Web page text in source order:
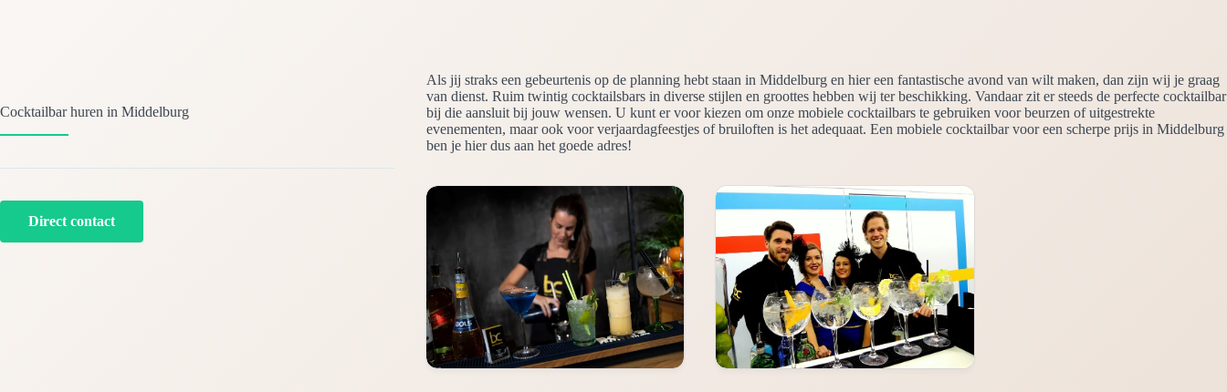
Cocktailbar huren in Middelburg
Direct contact
Als jij straks een gebeurtenis op de planning hebt staan in Middelburg en hier een fantastische avond van wilt maken, dan zijn wij je graag
van dienst. Ruim twintig cocktailsbars in diverse stijlen en groottes hebben wij ter beschikking. Vandaar zit er steeds de perfecte cocktailbar
bij die aansluit bij jouw wensen. U kunt er voor kiezen om onze mobiele cocktailbars te gebruiken voor beurzen of uitgestrekte
evenementen, maar ook voor verjaardagfeestjes of bruiloften is het adequaat. Een mobiele cocktailbar voor een scherpe prijs in Middelburg
ben je hier dus aan het goede adres!